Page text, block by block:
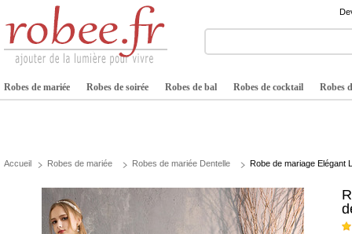
Robes de mariée Robes de soirée Robes de bal Robes de cocktail Robes
Accueil Robes de mariée Robes de mariée Dentelle Robe de mariage Elégant